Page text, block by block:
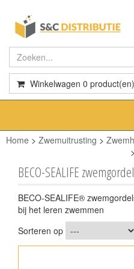
Winkelwagen 0 product(en)
Home > Zwemuitrusting >
>
BECO-SEALIFE
BECO-SEALIFE®
bij het leren zwemmen
Sorteren op